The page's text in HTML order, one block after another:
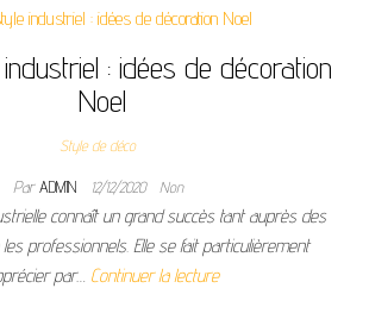
: idées de décoration
Noel
Style de déco
ParADMIN 12/12/2020 Non
connaît un grand succès tant auprès des
professionnels. Elle se fait particulièrement
par… Continuer la lecture